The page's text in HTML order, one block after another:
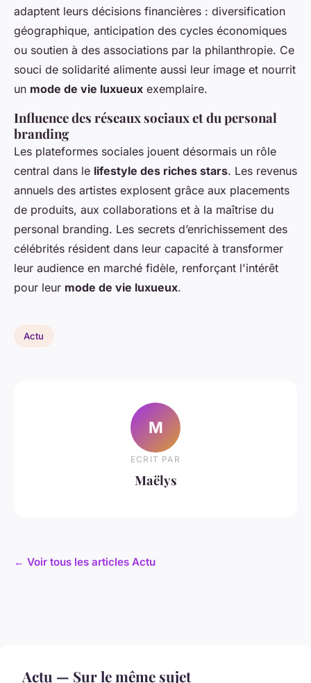
adaptent leurs décisions financières : diversification
géographique, anticipation des cycles économiques
ou soutien à des associations par la philanthropie. Ce
souci de solidarité alimente aussi leur image et nourrit
un mode de vie luxueux exemplaire.
Influence des réseaux sociaux et du personal
branding
Les plateformes sociales jouent désormais un rôle
central dans le lifestyle des riches stars. Les revenus
annuels des artistes explosent grâce aux placements
de produits, aux collaborations et à la maîtrise du
personal branding. Les secrets d’enrichissement des
célébrités résident dans leur capacité à transformer
leur audience en marché fidèle, renforçant l'intérêt
pour leur mode de vie luxueux.
Actu
M
ECRIT PAR
Maëlys
← Voir tous les articles Actu
Actu — Sur le même sujet